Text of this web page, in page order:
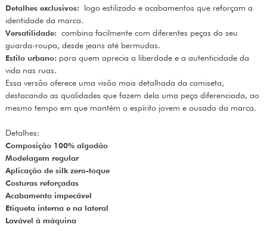
Detalhes exclusivos: logo estilizado e acabamentos que reforçam a
identidade da marca.
Versatilidade: combina facilmente com diferentes peças do seu
guarda-roupa, desde jeans até bermudas.
Estilo urbano: para quem aprecia a liberdade e a autenticidade da
vida nas ruas.
Essa versão oferece uma visão mais detalhada da camiseta,
destacando as qualidades que fazem dela uma peça diferenciada, ao
mesmo tempo em que mantém o espírito jovem e ousado da marca.
Detalhes:
Composição 100% algodão
Modelagem regular
Aplicação de silk zero-toque
Costuras reforçadas
Acabamento impecável
Etiqueta interna e na lateral
Lavável à máquina